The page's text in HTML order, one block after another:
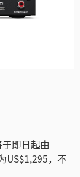
即日起由
US$1,295，不